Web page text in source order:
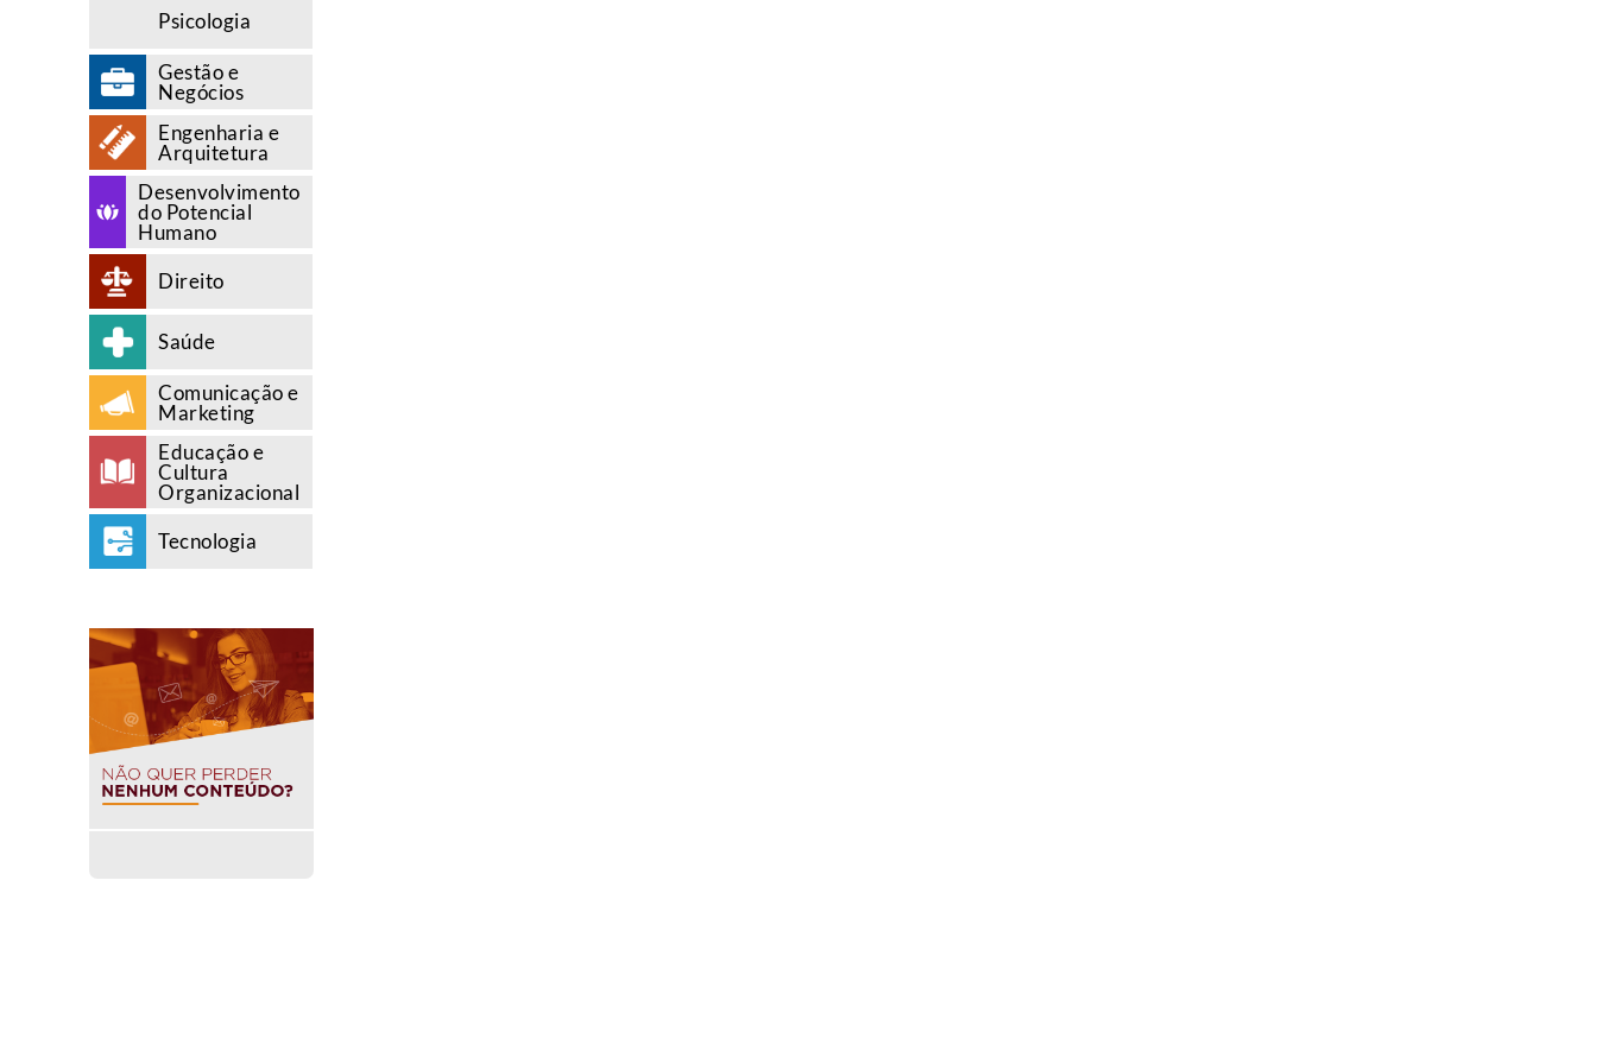
Psicologia
Gestão e
Negócios
Engenharia e
Arquitetura
Desenvolvimento
do Potencial
Humano
Direito
Saúde
Comunicação e
Marketing
Educação e
Cultura
Organizacional
Tecnologia